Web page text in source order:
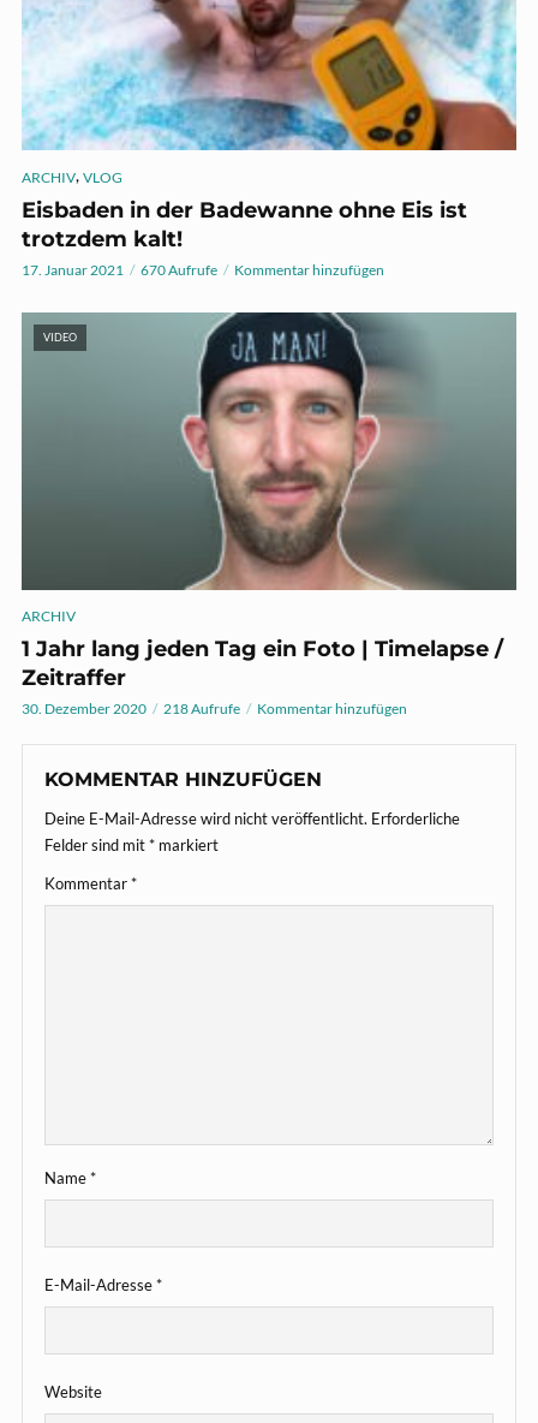
ARCHIV, VLOG
Eisbaden in der Badewanne ohne Eis ist
trotzdem kalt!
17. Januar 2021 670 Aufrufe Kommentar hinzufügen
VIDEO
ARCHIV
1 Jahr lang jeden Tag ein Foto | Timelapse /
Zeitraffer
30. Dezember 2020 218 Aufrufe Kommentar hinzufügen
KOMMENTAR HINZUFÜGEN
Deine E-Mail-Adresse wird nicht veröffentlicht. Erforderliche
Felder sind mit* markiert
Kommentar*
Name*
E-Mail-Adresse*
Website